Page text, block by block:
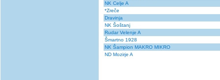
NK Celje A
*Zreče
Dravinja
NK Šoštanj
Rudar Velenje A
Šmartno 1928
NK Šampion MAKRO MIKRO
ND Mozirje A